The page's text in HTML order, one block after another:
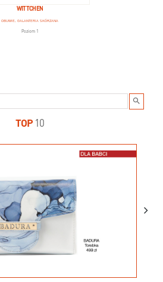
WITTCHEN
OBUWIE, GALANTERIA SKÓRZANA
Poziom 1
TOP 10